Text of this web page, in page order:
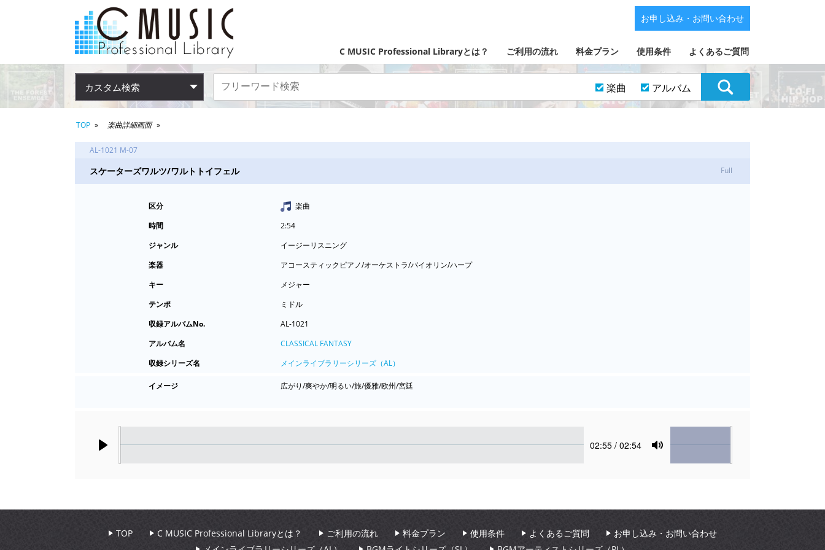
C MUSIC Professional Libraryとは？ ご利用の流れ 料金プラン 使用条件 よくあるご質問
お申し込み・お問い合わせ
カスタム検索 楽曲 アルバム
TOP 楽曲詳細画面
AL-1021 M-07
スケーターズワルツ/ワルトトイフェル Full
区分
楽曲
時間
2:54
ジャンル
イージーリスニング
楽器
アコースティックピアノ/オーケストラ/バイオリン/ハープ
キー
メジャー
テンポ
ミドル
収録アルバムNo.
AL-1021
アルバム名
CLASSICAL FANTASY
収録シリーズ名
メインライブラリーシリーズ（AL）
イメージ 広がり/爽やか/明るい/旅/優雅/欧州/宮廷
Current
02:55 / 02:54
Mute
Volume
TOP C MUSIC Professional Libraryとは？ ご利用の流れ 料金プラン 使用条件 よくあるご質問
お申し込み・お問い合わせ